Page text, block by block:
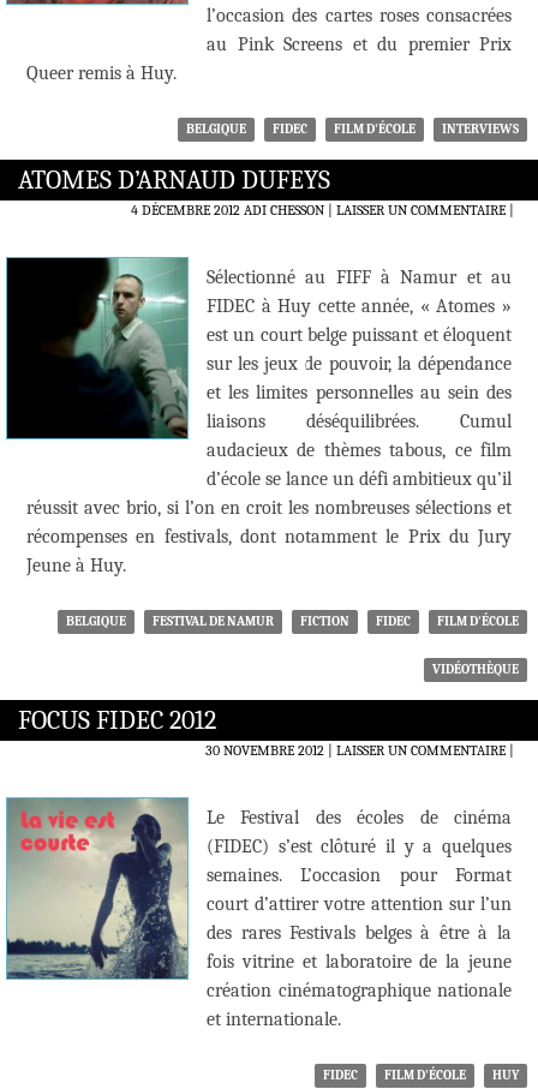
l’occasion des cartes roses consacrées
au Pink Screens et du premier Prix
Queer remis à Huy.
BELGIQUE FIDEC FILM D'ÉCOLE INTERVIEWS
ATOMES D’ARNAUD DUFEYS
4 DÉCEMBRE 2012 ADI CHESSON LAISSER UN COMMENTAIRE|
Sélectionné au FIFF à Namur et au
FIDEC à Huy cette année, « Atomes »
est un court belge puissant et éloquent
sur les jeux de pouvoir, la dépendance
et les limites personnelles au sein des
liaisons déséquilibrées. Cumul
audacieux de thèmes tabous, ce film
d’école se lance un défi ambitieux qu’il
réussit avec brio, si l’on en croit les nombreuses sélections et
récompenses en festivals, dont notamment le Prix du Jury
Jeune à Huy.
BELGIQUE FESTIVAL DE NAMUR FICTION FIDEC FILM D'ÉCOLE
VIDÉOTHÈQUE
FOCUS FIDEC 2012
30 NOVEMBRE 2012 LAISSER UN COMMENTAIRE|
Le Festival des écoles de cinéma
(FIDEC) s’est clôturé il y a quelques
semaines. L’occasion pour Format
court d’attirer votre attention sur l’un
des rares Festivals belges à être à la
fois vitrine et laboratoire de la jeune
création cinématographique nationale
et internationale.
FIDEC FILM D'ÉCOLE HUY